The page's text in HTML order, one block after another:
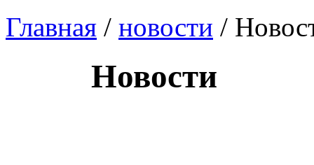
Главная / новости /
Новости